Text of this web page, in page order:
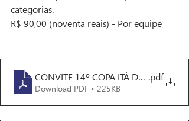
categorias.
R$ 90,00 (noventa reais) - Por equipe
CONVITE 14º COPA ITÁ DE KARATÊ
.pdf
Download PDF • 225KB